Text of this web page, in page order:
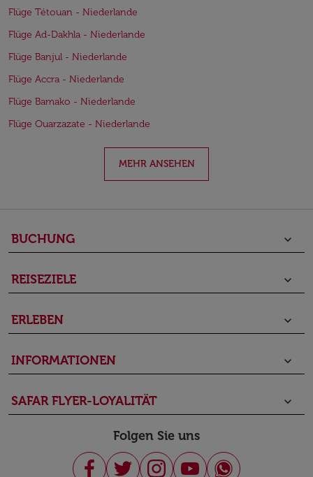
Flüge Tétouan - Niederlande
Flüge Ad-Dakhla - Niederlande
Flüge Banjul - Niederlande
Flüge Accra - Niederlande
Flüge Bamako - Niederlande
Flüge Ouarzazate - Niederlande
MEHR ANSEHEN
BUCHUNG keyboard_arrow_down
REISEZIELE keyboard_arrow_down
ERLEBEN keyboard_arrow_down
INFORMATIONEN keyboard_arrow_down
SAFAR FLYER-LOYALITÄT keyboard_arrow_down
Folgen Sie uns